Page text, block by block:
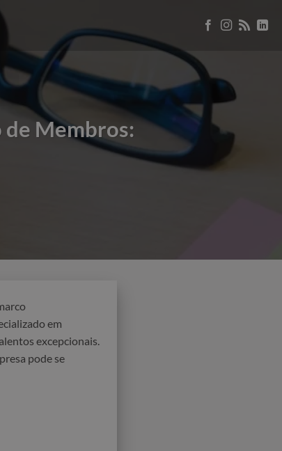
Membros:
em
excepcionais.
pode se